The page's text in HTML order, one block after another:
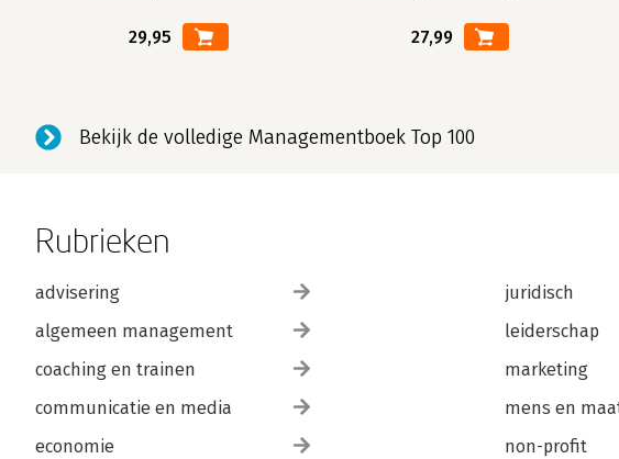
29,95 27,99
Bekijk de volledige Managementboek Top 100
Rubrieken
advisering
algemeen management
coaching en trainen
communicatie en media
economie
juridisch
leiderschap
marketing
mens en
non-profit